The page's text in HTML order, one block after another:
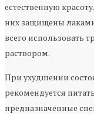
естественную
них защищены
всего использовать
раствором.
При ухудшении
рекомендуется
предназначенные